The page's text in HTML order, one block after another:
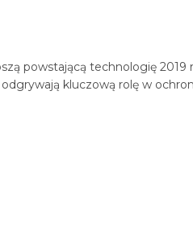
powstającą technologię 2019
kluczową rolę w